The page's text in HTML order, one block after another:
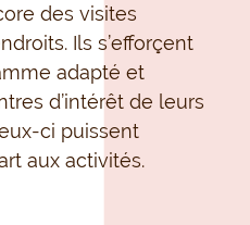
des visites
Ils s’efforçent
adapté et
d’intérêt de leurs
ci puissent
aux activités.